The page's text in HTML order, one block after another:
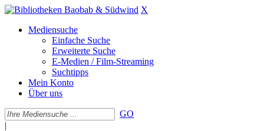
X
Mediensuche
Einfache Suche
Erweiterte Suche
E-Medien / Film-Streaming
Suchtipps
Mein Konto
Über uns
GO
|